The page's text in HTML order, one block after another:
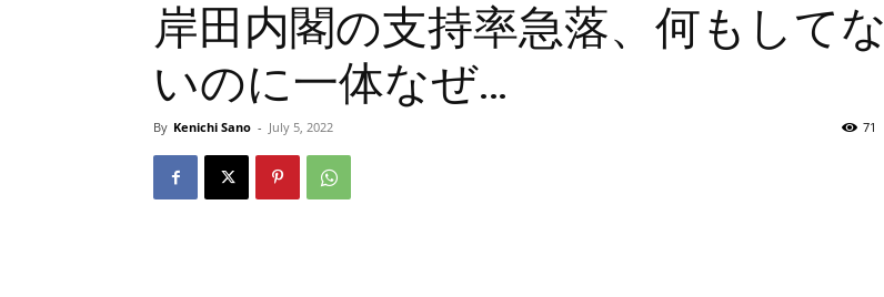
岸田内閣の支持率急落、何もしてな
いのに一体なぜ…
By Kenichi Sano - July 5, 2022 71